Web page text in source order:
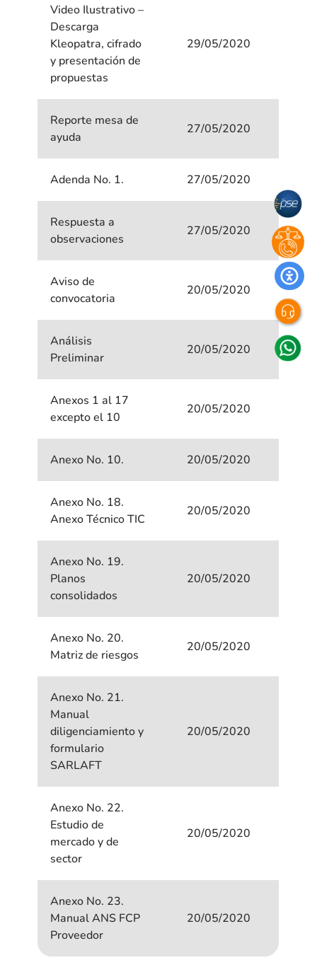
Video Ilustrativo –
Descarga
Kleopatra, cifrado
y presentación de
propuestas
29/05/2020
Reporte mesa de
ayuda
27/05/2020
Adenda No. 1. 27/05/2020
Respuesta a
observaciones
27/05/2020
Aviso de
convocatoria
20/05/2020
Análisis
Preliminar
20/05/2020
Anexos 1 al 17
excepto el 10
20/05/2020
Anexo No. 10. 20/05/2020
Anexo No. 18.
Anexo Técnico TIC
20/05/2020
Anexo No. 19.
Planos
consolidados
20/05/2020
Anexo No. 20.
Matriz de riesgos
20/05/2020
Anexo No. 21.
Manual
diligenciamiento y
formulario
SARLAFT
20/05/2020
Anexo No. 22.
Estudio de
mercado y de
sector
20/05/2020
Anexo No. 23.
Manual ANS FCP
Proveedor
20/05/2020